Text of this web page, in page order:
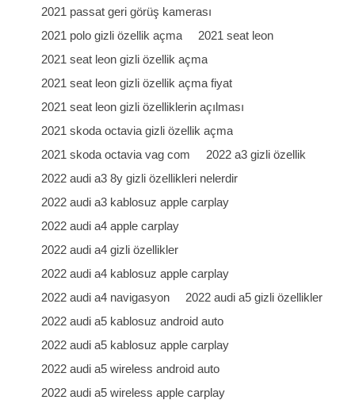
2021 passat geri görüş kamerası
2021 polo gizli özellik açma
2021 seat leon
2021 seat leon gizli özellik açma
2021 seat leon gizli özellik açma fiyat
2021 seat leon gizli özelliklerin açılması
2021 skoda octavia gizli özellik açma
2021 skoda octavia vag com
2022 a3 gizli özellik
2022 audi a3 8y gizli özellikleri nelerdir
2022 audi a3 kablosuz apple carplay
2022 audi a4 apple carplay
2022 audi a4 gizli özellikler
2022 audi a4 kablosuz apple carplay
2022 audi a4 navigasyon
2022 audi a5 gizli özellikler
2022 audi a5 kablosuz android auto
2022 audi a5 kablosuz apple carplay
2022 audi a5 wireless android auto
2022 audi a5 wireless apple carplay